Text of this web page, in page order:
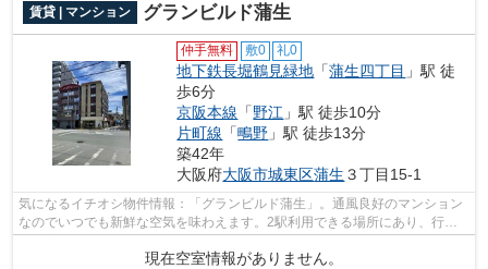
賃貸 | マンション グランビルド蒲生
仲手無料 敷0 礼0
地下鉄長堀鶴見緑地 「蒲生四丁目 」駅 徒
歩6分
京阪本線 「野江 」駅 徒歩10分
片町線 「鴫野 」駅 徒歩13分
築42年
大阪府大阪市城東区蒲生 ３丁目15-1
気になるイチオシ物件情報：「グランビルド蒲生」。通風良好のマンション
なのでいつでも新鮮な空気を味わえます。2駅利用できる場所にあり、行き
現在空室情報がありません。